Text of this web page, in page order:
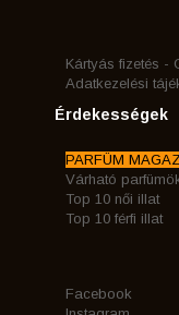
Kártyás fizetés -
Adatkezelési
Érdekességek
PARFÜM
Várható
Top 10 női illat
Top 10 férfi illat
Facebook